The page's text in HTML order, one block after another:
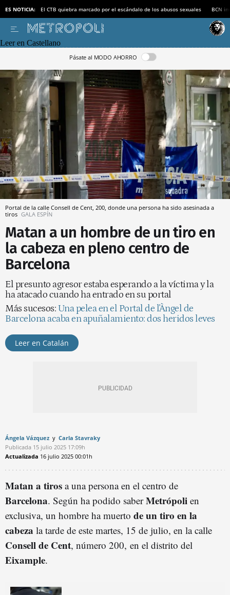
ES NOTICIA: El CTB quiebra marcado por el escándalo de los abusos sexuales BCN
Leer en Castellano
Pásate al MODO AHORRO
Portal de la calle Consell de Cent, 200, donde una persona ha sido asesinada a
tiros GALA ESPÍN
Matan a un hombre de un tiro en
la cabeza en pleno centro de
Barcelona
El presunto agresor estaba esperando a la víctima y la
ha atacado cuando ha entrado en su portal
Más sucesos: Una pelea en el Portal de l'Àngel de
Barcelona acaba en apuñalamiento: dos heridos leves
Leer en Catalán
Ángela Vázquez
Carla Stavraky
Publicada 15 julio 2025 17:09h
Actualizada 16 julio 2025 00:01h
Matan a tiros a una persona en el centro de
Barcelona. Según ha podido saberMetrópoli en
exclusiva, un hombre ha muerto de un tiro en la
cabeza la tarde de este martes, 15 de julio, en la calle
Consell de Cent, número 200, en el distrito del
Eixample.